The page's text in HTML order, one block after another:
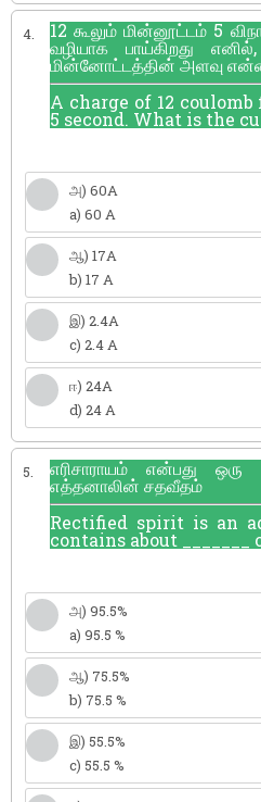
4. 12 கூலும் மின்னூட்டம் 5
வழியாக பாய்கிறது
மின்னோட்டத்தின் அளவு
A charge of 12
5 second. What is the
அ) 60A
a) 60 A
ஆ) 17A
b) 17 A
இ) 2.4A
c) 2.4 A
ஈ) 24A
d) 24 A
5. எரிசாராயம் என்பது
எத்தனாலின் சதவீதம்
Rectified spirit is an
contains about _______
அ) 95.5%
a) 95.5 %
ஆ) 75.5%
b) 75.5 %
இ) 55.5%
c) 55.5 %